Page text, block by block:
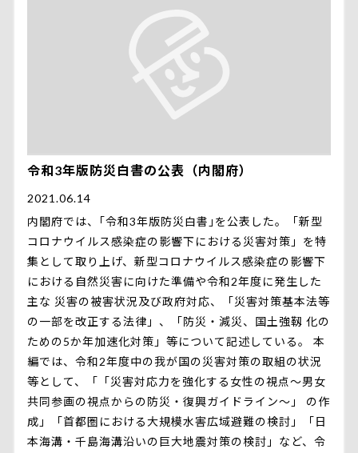
令和3年版防災白書の公表（内閣府）
2021.06.14
内閣府では、｢令和3年版防災白書｣を公表した。「新型
コロナウイルス感染症の影響下における災害対策」を特
集として取り上げ、新型コロナウイルス感染症の影響下
における自然災害に向けた準備や令和2年度に発生した
主な 災害の被害状況及び政府対応、「災害対策基本法等
の一部を改正する法律」、「防災・減災、国土強靱 化の
ための5か年加速化対策」等について記述している。 本
編では、令和2年度中の我が国の災害対策の取組の状況
等として、「「災害対応力を強化する女性の視点～男女
共同参画の視点からの防災・復興ガイドライン～」 の作
成」「首都圏における大規模水害広域避難の検討」「日
本海溝・千島海溝沿いの巨大地震対策の検討」など、令